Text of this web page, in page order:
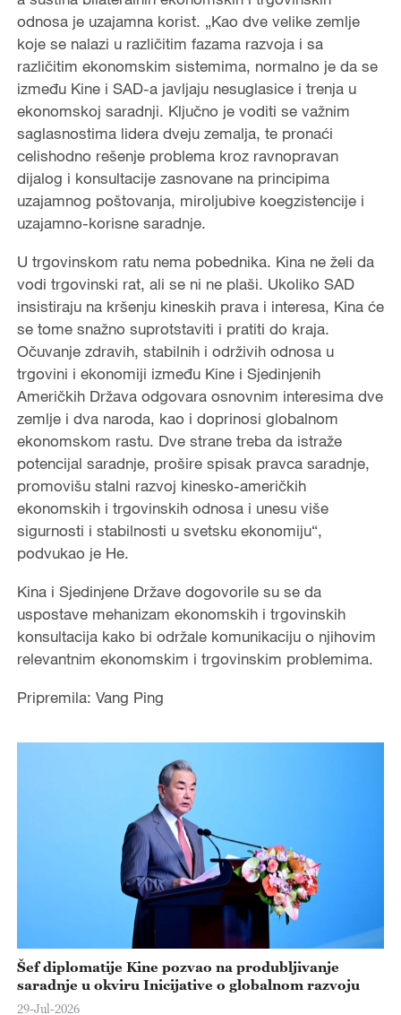
odnosa je uzajamna korist. „Kao dve velike zemlje
koje se nalazi u različitim fazama razvoja i sa
različitim ekonomskim sistemima, normalno je da se
između Kine i SAD-a javljaju nesuglasice i trenja u
ekonomskoj saradnji. Ključno je voditi se važnim
saglasnostima lidera dveju zemalja, te pronaći
celishodno rešenje problema kroz ravnopravan
dijalog i konsultacije zasnovane na principima
uzajamnog poštovanja, miroljubive koegzistencije i
uzajamno-korisne saradnje.
U trgovinskom ratu nema pobednika. Kina ne želi da
vodi trgovinski rat, ali se ni ne plaši. Ukoliko SAD
insistiraju na kršenju kineskih prava i interesa, Kina će
se tome snažno suprotstaviti i pratiti do kraja.
Očuvanje zdravih, stabilnih i održivih odnosa u
trgovini i ekonomiji između Kine i Sjedinjenih
Američkih Država odgovara osnovnim interesima dve
zemlje i dva naroda, kao i doprinosi globalnom
ekonomskom rastu. Dve strane treba da istraže
potencijal saradnje, prošire spisak pravca saradnje,
promovišu stalni razvoj kinesko-američkih
ekonomskih i trgovinskih odnosa i unesu više
sigurnosti i stabilnosti u svetsku ekonomiju“,
podvukao je He.
Kina i Sjedinjene Države dogovorile su se da
uspostave mehanizam ekonomskih i trgovinskih
konsultacija kako bi održale komunikaciju o njihovim
relevantnim ekonomskim i trgovinskim problemima.
Pripremila: Vang Ping
Šef diplomatije Kine pozvao na produbljivanje
saradnje u okviru Inicijative o globalnom razvoju
29-Jul-2026